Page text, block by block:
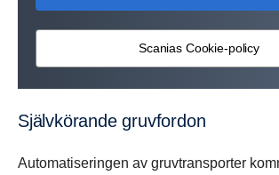
Scanias Cookie-policy
Själv­kö­rande gruvfordon
Automatiseringen av gruvtransporter